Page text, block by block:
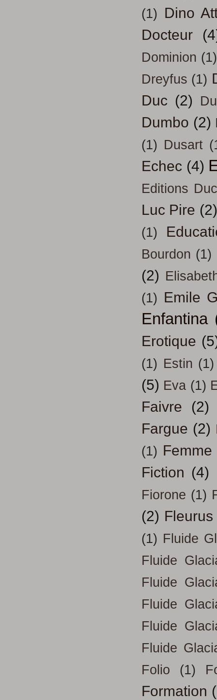
(1) Dino
Docteur
Dominion (1)
Dreyfus (1)
Duc (2)
Dumbo (2)
(1) Dusart
Echec (4)
Editions
Luc Pire (2)
(1)
Bourdon (1)
(2)
(1) Emile
Enfantina
Erotique
(1) Estin (1)
(5) Eva (1)
Faivre
(2)
Fargue (2)
(1) Femme
Fiction (4)
Fiorone (1)
(2) Fleurus
(1) Fluide
Fluide
Fluide
Fluide
Fluide
Fluide
Folio
(1)
Formation